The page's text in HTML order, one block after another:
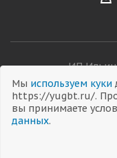
ИП
©
Мы используем куки
https://yugbt.ru/.
вы принимаете
данных.